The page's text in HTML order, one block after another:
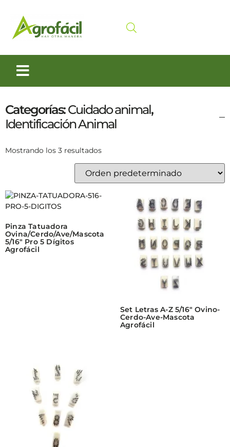
Categorías:Cuidado animal,
Identificación Animal
Mostrando los 3 resultados
Pinza Tatuadora
Ovina/Cerdo/Ave/Mascota
5/16″ Pro 5 Dígitos
Agrofácil
Set Letras A-Z 5/16″ Ovino-
Cerdo-Ave-Mascota
Agrofácil